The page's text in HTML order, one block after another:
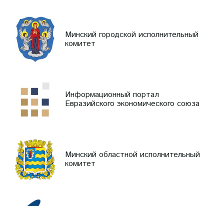
Минский городской исполнительный
комитет
Информационный портал
Евразийского экономического союза
Минский областной исполнительный
комитет